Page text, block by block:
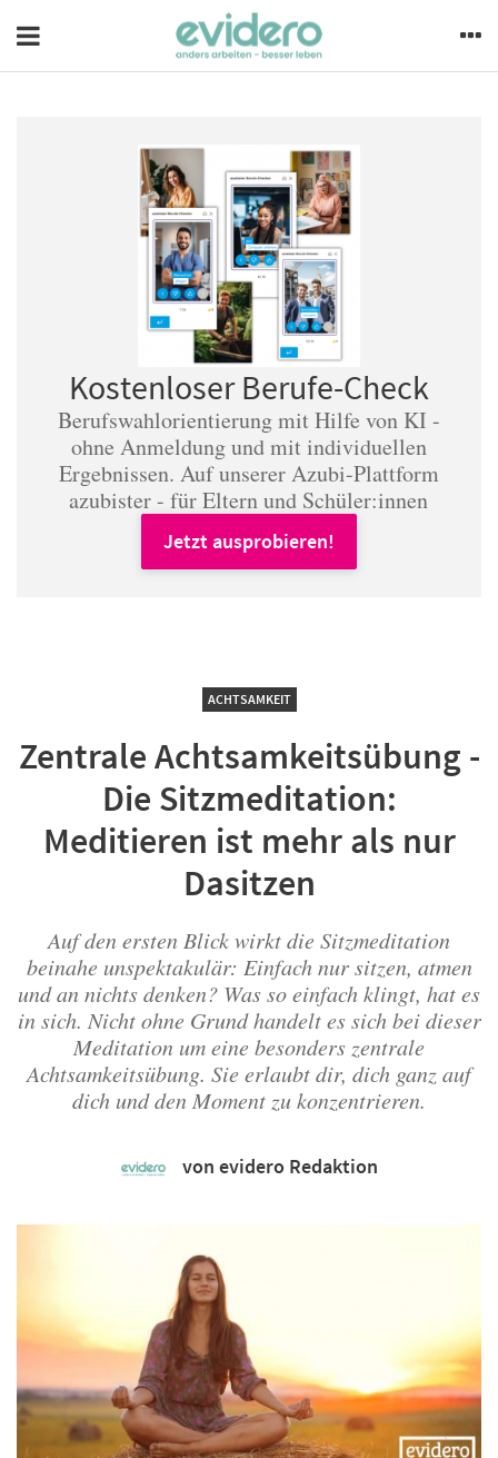
Kostenloser Berufe-Check
Berufswahlorientierung mit Hilfe von KI -
ohne Anmeldung und mit individuellen
Ergebnissen. Auf unserer Azubi-Plattform
azubister - für Eltern und Schüler:innen
Jetzt ausprobieren!
ACHTSAMKEIT
Zentrale Achtsamkeitsübung -
Die Sitzmeditation:
Meditieren ist mehr als nur
Dasitzen
Auf den ersten Blick wirkt die Sitzmeditation
beinahe unspektakulär: Einfach nur sitzen, atmen
und an nichts denken? Was so einfach klingt, hat es
in sich. Nicht ohne Grund handelt es sich bei dieser
Meditation um eine besonders zentrale
Achtsamkeitsübung. Sie erlaubt dir, dich ganz auf
dich und den Moment zu konzentrieren.
von evidero Redaktion